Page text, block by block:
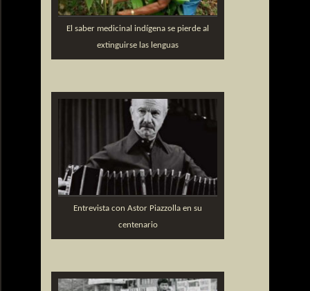
El saber medicinal indígena se pierde al
extinguirse las lenguas
Entrevista con Astor Piazzolla en su
centenario